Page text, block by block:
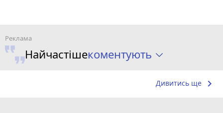
Найчастішекоментують
Дивитись ще keyboard_arrow_right